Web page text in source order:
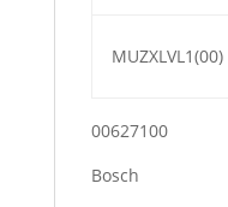
MUZXLVL1(00)
00627100
Bosch